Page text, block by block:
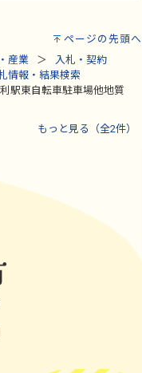
ページの先頭へ
産業
入札・契約
情報・結果検索
駅東自転車駐車場他地質
もっと見る（全2件）